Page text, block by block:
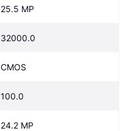
25.5 MP
32000.0
CMOS
100.0
24.2 MP